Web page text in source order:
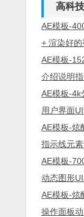
高科
AE模板-
+ 渲染好
AE模板-
介绍说明
AE模板-4k
用户界面
AE模板-炫
指示线元
AE模板-
动态图形
AE模板-炫
操作面板